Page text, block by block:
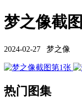
梦之像截
2024-02-27 梦之像
热门图集